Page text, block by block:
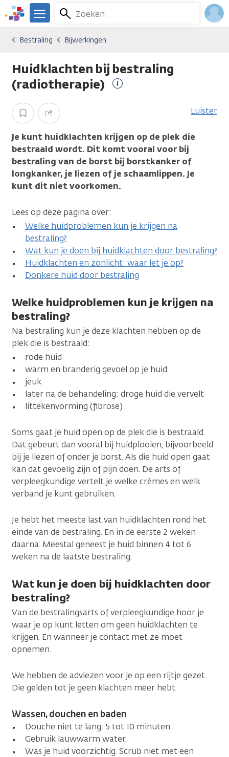
Overslaan
en
gaan
We
er
je.
Kanker.nl
Zoeken
Menu
Soorten behandelingen
Bestraling
Bijwerkingen
Bestraling Bijwerkingen
Huidklachten bij bestraling
(radiotherapie)
Opslaan Delen Luister
Je kunt huidklachten krijgen op de plek die
bestraald wordt. Dit komt vooral voor bij
bestraling van de borst bij borstkanker of
longkanker, je liezen of je schaamlippen. Je
kunt dit niet voorkomen.
Lees op deze pagina over:
Welke huidproblemen kun je krijgen na
bestraling?
Wat kun je doen bij huidklachten door bestraling?
Huidklachten en zonlicht: waar let je op?
Donkere huid door bestraling
Welke huidproblemen kun je krijgen na
bestraling?
Na bestraling kun je deze klachten hebben op de
plek die is bestraald:
rode huid
warm en branderig gevoel op je huid
jeuk
later na de behandeling: droge huid die vervelt
littekenvorming (fibrose)
Soms gaat je huid open op de plek die is bestraald.
Dat gebeurt dan vooral bij huidplooien, bijvoorbeeld
bij je liezen of onder je borst. Als die huid open gaat
kan dat gevoelig zijn of pijn doen. De arts of
verpleegkundige vertelt je welke crèmes en welk
verband je kunt gebruiken.
Je hebt het meeste last van huidklachten rond het
einde van de bestraling. En in de eerste 2 weken
daarna. Meestal geneest je huid binnen 4 tot 6
weken na de laatste bestraling.
Wat kun je doen bij huidklachten door
bestraling?
Van de bestralingsarts of verpleegkundige hoor je
waar je op kunt letten om geen huidklachten te
krijgen. En wanneer je contact met ze moet
opnemen.
We hebben de adviezen voor je op een rijtje gezet.
Die gelden tot je geen klachten meer hebt.
Wassen, douchen en baden
Douche niet te lang: 5 tot 10 minuten.
Gebruik lauwwarm water.
Was je huid voorzichtig. Scrub niet met een